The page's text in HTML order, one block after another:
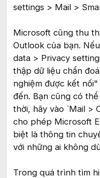
settings > Mail >
Microsoft cũng thu
Outlook của bạn.
data > Privacy
thập dữ liệu chẩn
nghiệm được kết
đến. Bạn cũng có
thời, hãy vào `Mail >
cho phép Microsoft
biệt là thông tin
với những ai không
Trong quá trình tìm